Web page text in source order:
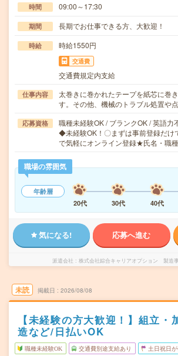
時間 09:00～17:30
期間 長期でお仕事できる方、大歓迎！
時給 時給1550円
交通費
交通費規定内支給
仕事内容
太巻きに巻かれたテープを紙芯に巻
す。その他、機械のトラブル処置や
応募資格
職種未経験OK / ブランクOK / 英語力
◆未経験OK！〇まずは事前登録だけ
で気軽にオンライン登録★氏名・職
職場の雰囲気
年齢層
20代
30代 40代
気になる! 応募へ進む
派遣会社 株式会社綜合キャリアオプション 製造事
未読 掲載日 2026/08/08
【未経験の方大歓迎！】組立・
造など/日払いOK
職種未経験OK 交通費別途支給あり 土日祝日